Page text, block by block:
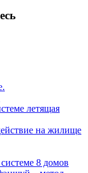
летящая
на жилище
8 домов